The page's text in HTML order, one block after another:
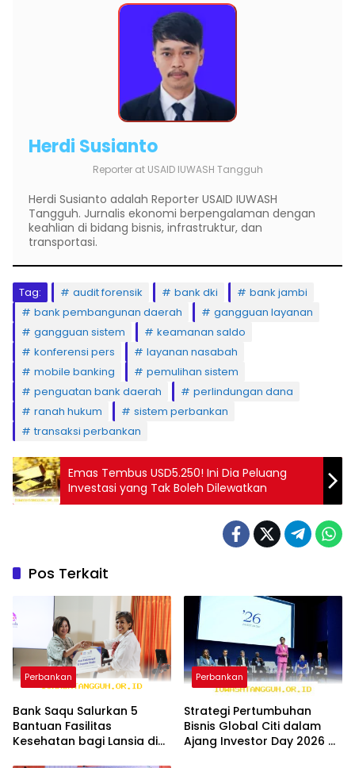
Herdi Susianto
Reporter at USAID IUWASH Tangguh
Herdi Susianto adalah Reporter USAID IUWASH
Tangguh. Jurnalis ekonomi berpengalaman dengan
keahlian di bidang bisnis, infrastruktur, dan
transportasi.
Tag: audit forensik bank dki
bank jambi
bank pembangunan daerah
gangguan layanan
gangguan sistem
keamanan saldo
konferensi pers
layanan nasabah
mobile banking
pemulihan sistem
penguatan bank daerah
perlindungan dana
ranah hukum
sistem perbankan
transaksi perbankan
Emas Tembus USD5.250! Ini Dia Peluang
Investasi yang Tak Boleh Dilewatkan
Pos Terkait
Perbankan
Bank Saqu Salurkan 5
Bantuan Fasilitas
Kesehatan bagi Lansia di
Perbankan
Strategi Pertumbuhan
Bisnis Global Citi dalam
Ajang Investor Day 2026 di